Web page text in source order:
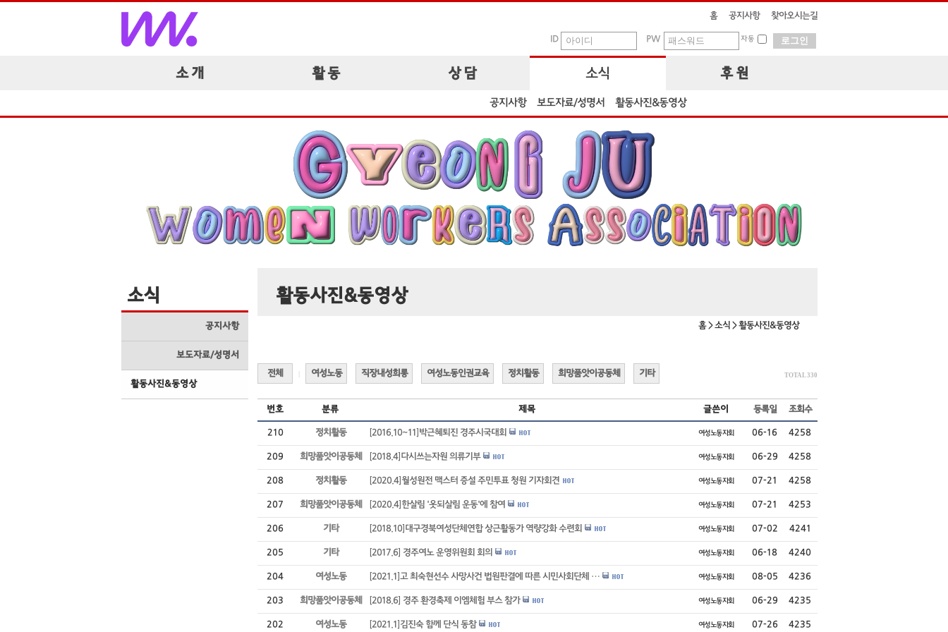
홈 공지사항 찾아오시는길
ID PW 자동
소 개 활 동 상 담 소식 후 원
공지사항 보도자료/성명서 활동사진&동영상
소식
공지사항
보도자료/성명서
활동사진&동영상
활동사진&동영상
홈 > 소식 > 활동사진&동영상
전체 여성노동 직장내성희롱 여성노동인권교육 정치활동 희망품앗이공동체 기타 TOTAL 330
번호 분류 제목 글쓴이 등록일 조회수
210 정치활동 [2016.10~11]박근혜퇴진 경주시국대회 여성노동자회 06-16 4258
209 희망품앗이공동체 [2018.4]다시쓰는자원 의류기부 여성노동자회 06-29 4258
208 정치활동 [2020.4]월성원전 맥스터 증설 주민투표 청원 기자회견 여성노동자회 07-21 4258
207 희망품앗이공동체 [2020.4]한살림 '옷되살림 운동'에 참여 여성노동자회 07-21 4253
206 기타 [2018.10]대구경북여성단체연합 상근활동가 역량강화 수련회 여성노동자회 07-02 4241
205 기타 [2017.6] 경주여노 운영위원회 회의 여성노동자회 06-18 4240
204 여성노동 [2021.1]고 최숙현선수 사망사건 법원판결에 따른 시민사회단체 … 여성노동자회 08-05 4236
203 희망품앗이공동체 [2018.6] 경주 환경축제 이엠체험 부스 참가 여성노동자회 06-29 4235
202 여성노동 [2021.1]김진숙 함께 단식 동참 여성노동자회 07-26 4235